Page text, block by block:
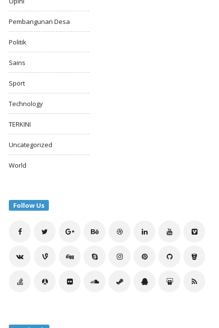
Pembangunan Desa
Politik
Sains
Sport
Technology
TERKINI
Uncategorized
World
Follow Us